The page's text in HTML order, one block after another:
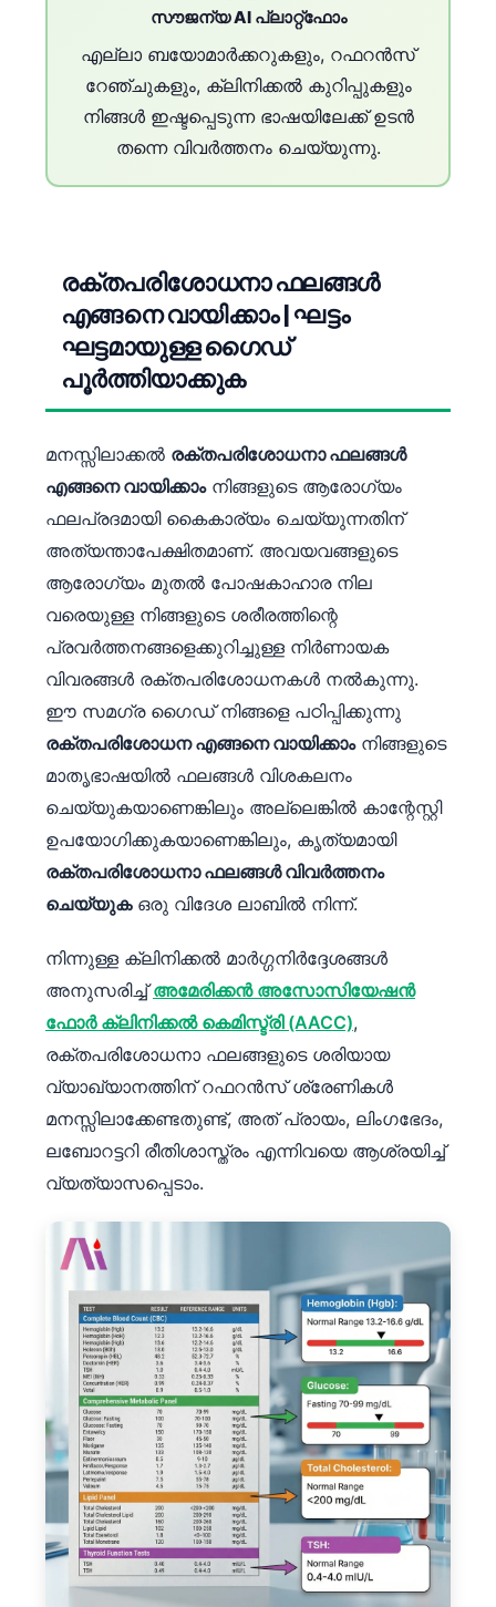
സൗജന്യ AI പ്ലാറ്റ്‌ഫോം
എല്ലാ ബയോമാർക്കറുകളും, റഫറൻസ്
റേഞ്ചുകളും, ക്ലിനിക്കൽ കുറിപ്പുകളും
നിങ്ങൾ ഇഷ്ടപ്പെടുന്ന ഭാഷയിലേക്ക് ഉടൻ
തന്നെ വിവർത്തനം ചെയ്യുന്നു.
രക്തപരിശോധനാ ഫലങ്ങൾ
എങ്ങനെ വായിക്കാം | ഘട്ടം
ഘട്ടമായുള്ള ഗൈഡ്
പൂർത്തിയാക്കുക
മനസ്സിലാക്കൽ രക്തപരിശോധനാ ഫലങ്ങൾ
എങ്ങനെ വായിക്കാംനിങ്ങളുടെ ആരോഗ്യം
ഫലപ്രദമായി കൈകാര്യം ചെയ്യുന്നതിന്
അത്യന്താപേക്ഷിതമാണ്. അവയവങ്ങളുടെ
ആരോഗ്യം മുതൽ പോഷകാഹാര നില
വരെയുള്ള നിങ്ങളുടെ ശരീരത്തിന്റെ
പ്രവർത്തനങ്ങളെക്കുറിച്ചുള്ള നിർണായക
വിവരങ്ങൾ രക്തപരിശോധനകൾ നൽകുന്നു.
ഈ സമഗ്ര ഗൈഡ് നിങ്ങളെ പഠിപ്പിക്കുന്നു
രക്തപരിശോധന എങ്ങനെ വായിക്കാംനിങ്ങളുടെ
മാതൃഭാഷയിൽ ഫലങ്ങൾ വിശകലനം
ചെയ്യുകയാണെങ്കിലും അല്ലെങ്കിൽ കാന്റേസ്റ്റി
ഉപയോഗിക്കുകയാണെങ്കിലും, കൃത്യമായി
രക്തപരിശോധനാ ഫലങ്ങൾ വിവർത്തനം
ചെയ്യുകഒരു വിദേശ ലാബിൽ നിന്ന്.
നിന്നുള്ള ക്ലിനിക്കൽ മാർഗ്ഗനിർദ്ദേശങ്ങൾ
അനുസരിച്ച്അമേരിക്കൻ അസോസിയേഷൻ
ഫോർ ക്ലിനിക്കൽ കെമിസ്ട്രി (AACC),
രക്തപരിശോധനാ ഫലങ്ങളുടെ ശരിയായ
വ്യാഖ്യാനത്തിന് റഫറൻസ് ശ്രേണികൾ
മനസ്സിലാക്കേണ്ടതുണ്ട്, അത് പ്രായം, ലിംഗഭേദം,
ലബോറട്ടറി രീതിശാസ്ത്രം എന്നിവയെ ആശ്രയിച്ച്
വ്യത്യാസപ്പെടാം.